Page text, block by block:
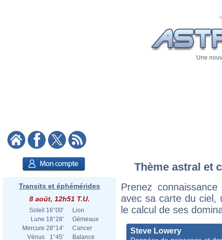
Une
Transits et éphémérides
8 août, 12h51 T.U.
Soleil 16°00'
Lion
Lune 18°28'
Gémeaux
Mercure 28°14'
Cancer
Vénus
1°45'
Balance
Thème astral et
Prenez
avec sa carte du ciel,
le calcul de ses
Steve Lowery